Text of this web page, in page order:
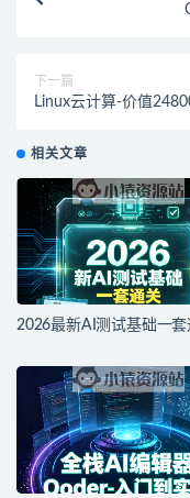
下一篇
Linux云计算-价值
相关文章
2026最新AI测试基础一套